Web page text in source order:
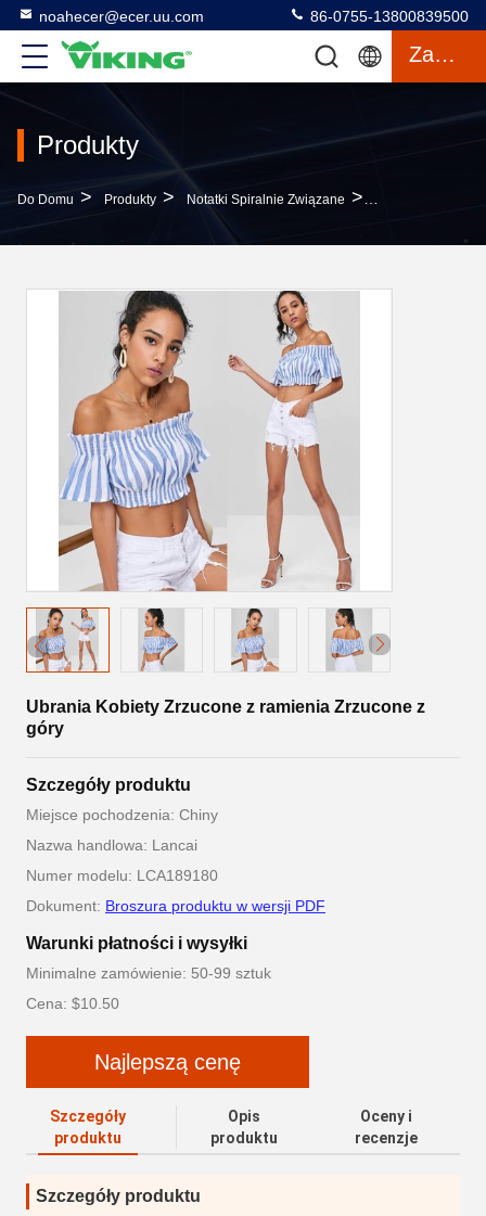
noahecer@ecer.uu.com 86-0755-13800839500
Zacytować
Produkty
Do Domu > Produkty > Notatki Spiralnie Związane >
Ubrania Kobiety Zrzucone z ramienia Zrzucone z
góry
Szczegóły produktu
Miejsce pochodzenia: Chiny
Nazwa handlowa: Lancai
Numer modelu: LCA189180
Dokument: Broszura produktu w wersji PDF
Warunki płatności i wysyłki
Minimalne zamówienie: 50-99 sztuk
Cena: $10.50
Najlepszą cenę
Szczegóły
produktu
Opis
produktu
Oceny i
recenzje
Szczegóły produktu